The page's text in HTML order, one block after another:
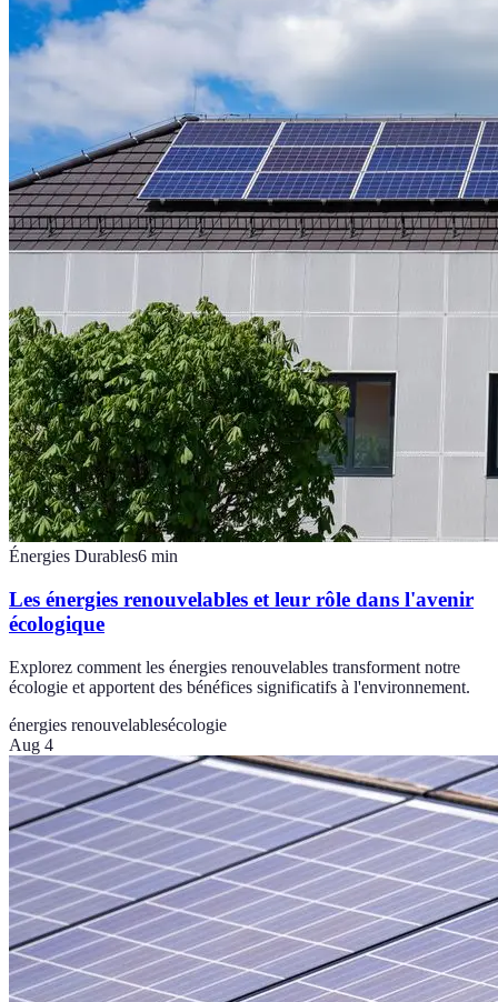
Énergies Durables6 min
Les énergies renouvelables et leur rôle dans l'avenir
écologique
Explorez comment les énergies renouvelables transforment notre
écologie et apportent des bénéfices significatifs à l'environnement.
énergies renouvelablesécologie
Aug 4